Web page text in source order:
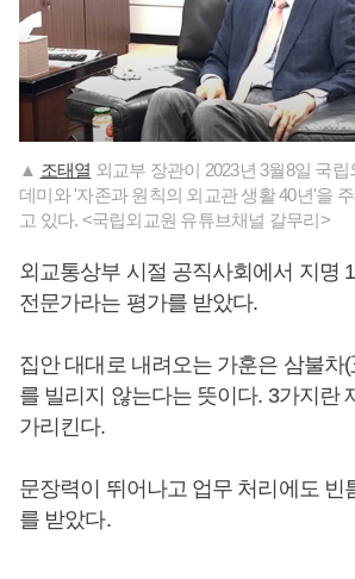
▲ 조태열 외교부 장관이 2023년 3월8일 국
데미와 '자존과 원칙의 외교관 생활 40년'을
고 있다. <국립외교원 유튜브채널 갈무리>
외교통상부 시절 공직사회에서 지명
전문가라는 평가를 받았다.
집안 대대로 내려오는 가훈은 삼불차(
를 빌리지 않는다는 뜻이다. 3가지란
가리킨다.
문장력이 뛰어나고 업무 처리에도 빈
를 받았다.